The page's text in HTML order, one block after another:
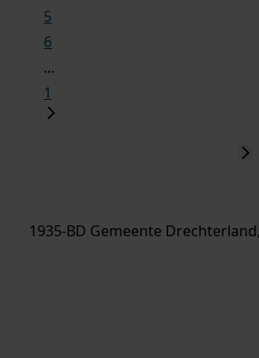
5
6
...
1
1935-BD Gemeente